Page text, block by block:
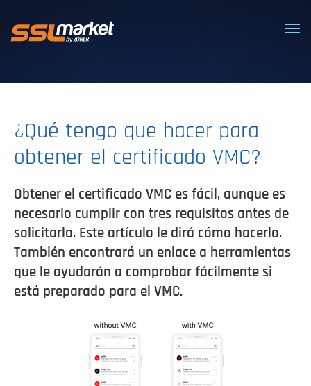
Certificados SSL/TLS confiables
¿Qué tengo que hacer para
obtener el certificado VMC?
Obtener el certificado VMC es fácil, aunque es
necesario cumplir con tres requisitos antes de
solicitarlo. Este artículo le dirá cómo hacerlo.
También encontrará un enlace a herramientas
que le ayudarán a comprobar fácilmente si
está preparado para el VMC.